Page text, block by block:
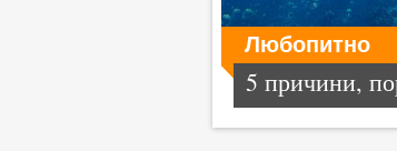
Любопитно
5 причини,